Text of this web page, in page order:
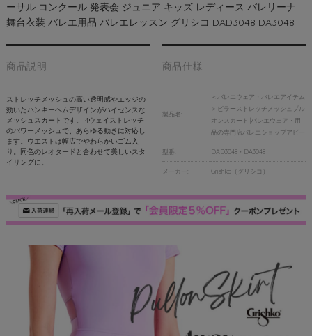
ーサル コンクール 発表会 ジュニア キッズ レディース バレリーナ
舞台衣装 バレエ用品 バレエレッスン グリシコ DAD3048 DA3048
商品説明
ストレッチメッシュの高い透明感やエッジの
効いたハンキーヘムデザインがハイセンスな
メッシュスカートです。 4ウェイストレッチ
のパワーメッシュで、あらゆる動きに対応し
ます。ウエストは幅広でやわらかいゴム入
り。同色のレオタードと合わせて美しいスタ
イリングに。
商品仕様
製品名:
＜バレエウェア・バレエアイテム
＞ピラーストレッチメッシュプル
オンスカート |バレエウェア・用
品の専門店バレエショップアビー
型番: DAD3048・DA3048
メーカー: Grishko（グリシコ）